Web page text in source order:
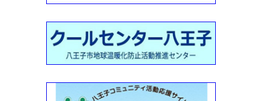
自然体験講座 》・実施報告
2022年10月22日：めじろ台周辺の身近な歴史と文化探索《
自然体験講座 》・実施報告
2022年10月・川の学習（環境学習支援）報告2